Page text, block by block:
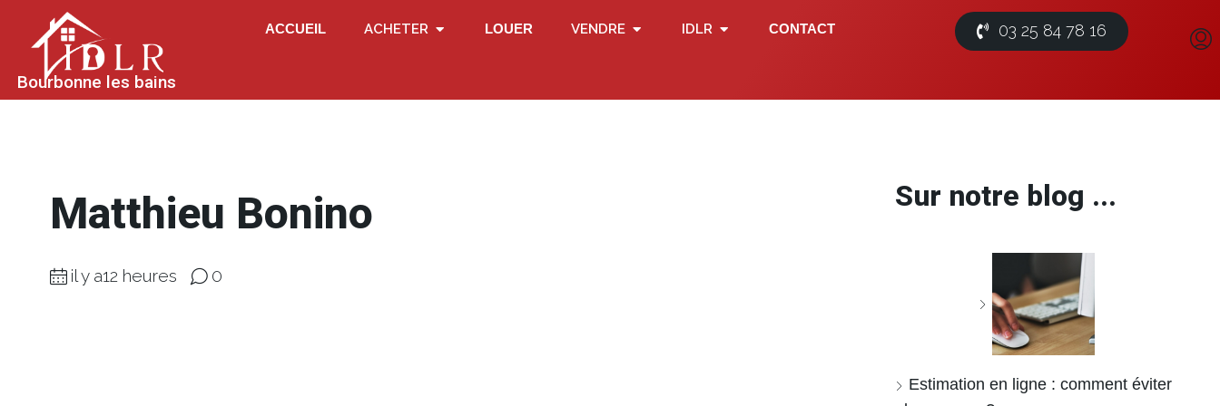
Bourbonne les bains
ACCUEIL ACHETER LOUER VENDRE IDLR CONTACT 03 25 84 78 16
Matthieu Bonino
il y a12 heures 0
Sur notre blog ...
Estimation en ligne : comment éviter